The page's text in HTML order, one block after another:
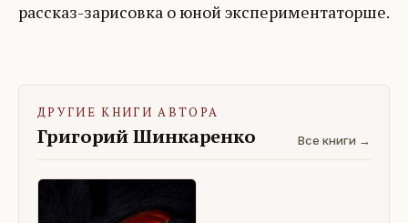
рассказ-зарисовка о юной экспериментаторше.
ДРУГИЕ КНИГИ АВТОРА
Григорий Шинкаренко Все книги →